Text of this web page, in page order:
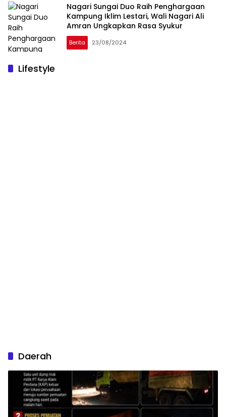
Nagari Sungai Duo Raih Penghargaan
Kampung Iklim Lestari, Wali Nagari Ali
Amran Ungkapkan Rasa Syukur
Berita 23/08/2024
Lifestyle
Daerah